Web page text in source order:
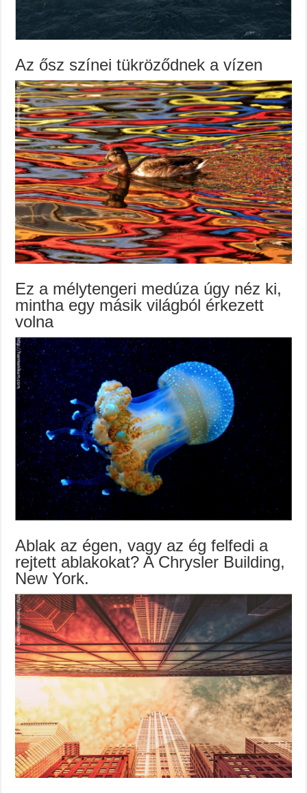
Az ősz színei tükröződnek a vízen
Ez a mélytengeri medúza úgy néz ki,
mintha egy másik világból érkezett
volna
Ablak az égen, vagy az ég felfedi a
rejtett ablakokat? A Chrysler Building,
New York.